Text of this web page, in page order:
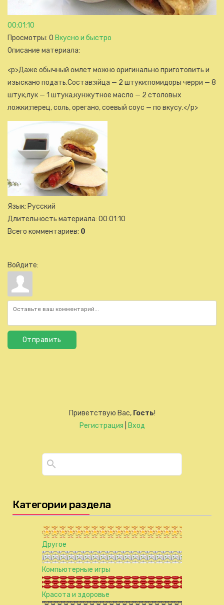
00:01:10
Просмотры: 0 Вкусно и быстро
Описание материала:
<p>Даже обычный омлет можно оригинально приготовить и
изыскано подать.Состав:яйца — 2 штуки;помидоры черри — 8
штук;лук — 1 штука;кунжутное масло — 2 столовых
ложки;перец, соль, орегано, соевый соус — по вкусу.</p>
Язык: Русский
Длительность материала: 00:01:10
Всего комментариев: 0
Войдите:
Отправить
Приветствую Вас, Гость!
Регистрация
Вход
Категории раздела
Другое
Компьютерные игры
Красота и здоровье